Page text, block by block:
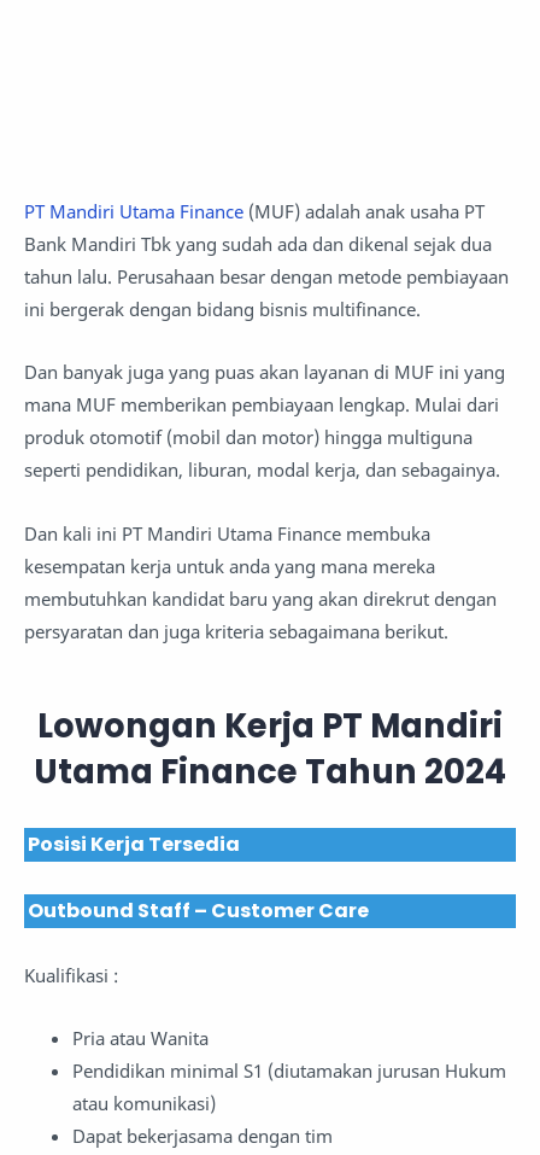
PT Mandiri Utama Finance (MUF) adalah anak usaha PT
Bank Mandiri Tbk yang sudah ada dan dikenal sejak dua
tahun lalu. Perusahaan besar dengan metode pembiayaan
ini bergerak dengan bidang bisnis multifinance.
Dan banyak juga yang puas akan layanan di MUF ini yang
mana MUF memberikan pembiayaan lengkap. Mulai dari
produk otomotif (mobil dan motor) hingga multiguna
seperti pendidikan, liburan, modal kerja, dan sebagainya.
Dan kali ini PT Mandiri Utama Finance membuka
kesempatan kerja untuk anda yang mana mereka
membutuhkan kandidat baru yang akan direkrut dengan
persyaratan dan juga kriteria sebagaimana berikut.
Lowongan Kerja PT Mandiri
Utama Finance Tahun 2024
Posisi Kerja Tersedia
Outbound Staff – Customer Care
Kualifikasi :
Pria atau Wanita
Pendidikan minimal S1 (diutamakan jurusan Hukum
atau komunikasi)
Dapat bekerjasama dengan tim